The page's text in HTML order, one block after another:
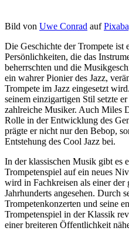
Bild von Uwe Conrad auf
Die Geschichte der Trompete ist
Persönlichkeiten, die das
beherrschten und die
ein wahrer Pionier des Jazz,
Trompete im Jazz eingesetzt
seinem einzigartigen Stil setzte
zahlreiche Musiker. Auch Miles
Rolle in der Entwicklung des
prägte er nicht nur den Bebop,
Entstehung des Cool Jazz bei.
In der klassischen Musik gibt es
Trompetenspiel auf ein neues
wird in Fachkreisen als einer der
Jahrhunderts angesehen. Durch
Trompetenkonzerten und seine
Trompetenspiel in der Klassik
einer breiteren Öffentlichkeit